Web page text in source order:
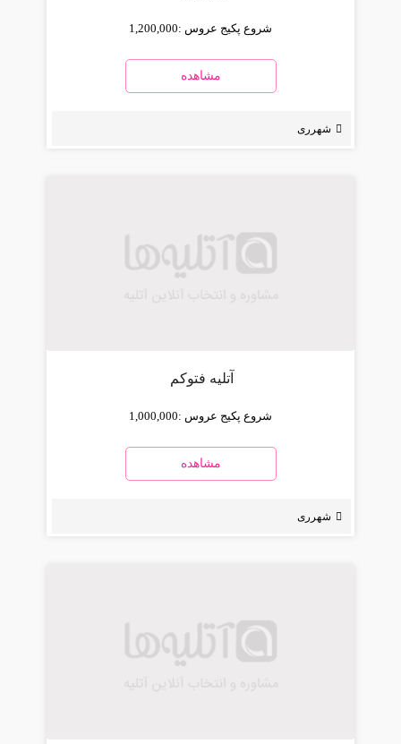
شروع پکیج عروس :1,200,000
مشاهده
شهرری
آتلیه فتوکم
شروع پکیج عروس :1,000,000
مشاهده
شهرری